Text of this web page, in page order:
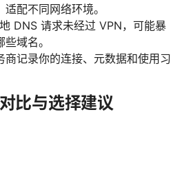
配不同网络环境。
DNS 请求未经过 VPN，可能暴
域名。
商记录你的连接、元数据和使用习
比与选择建议